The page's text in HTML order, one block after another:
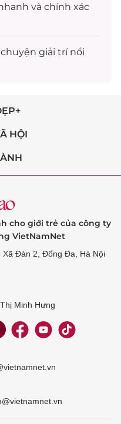
và chính xác
giải trínổi
HỘI
cho giới trẻ của công ty
VietNamNet
Xã Đàn 2, Đống Đa, Hà Nội
Minh Hưng